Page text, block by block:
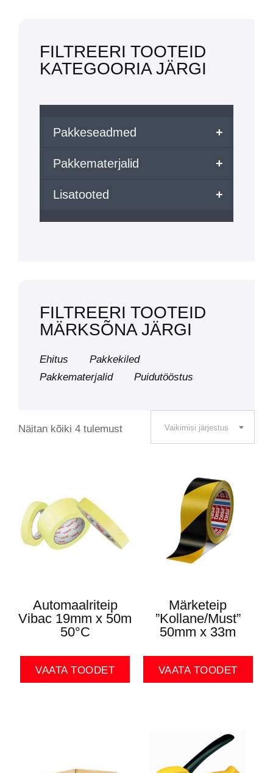
Näitan kõiki 4 tulemust Vaikimisi järjestus
Automaalriteip
Vibac 19mm x 50m
50°C
VAATA TOODET
Märketeip
”Kollane/Must”
50mm x 33m
VAATA TOODET
FILTREERI TOOTEID
KATEGOORIA JÄRGI
+
Pakkeseadmed
+
Pakkematerjalid
+
Lisatooted
FILTREERI TOOTEID
MÄRKSÕNA JÄRGI
Ehitus
Pakkekiled
Pakkematerjalid
Puidutööstus